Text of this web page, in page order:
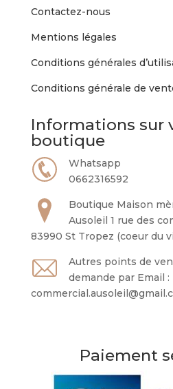
Contactez-nous
Mentions légales
Conditions générales
Conditions générale de
Informations sur
boutique
Whatsapp
0662316592
Boutique Maison
Ausoleil 1 rue des
83990 St Tropez (coeur du
Autres points de
demande par Email :
Paiement